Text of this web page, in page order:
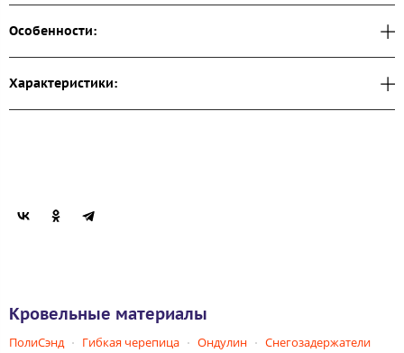
Особенности:
Характеристики:
Кровельные материалы
ПолиСэнд Гибкая черепица Ондулин Снегозадержатели